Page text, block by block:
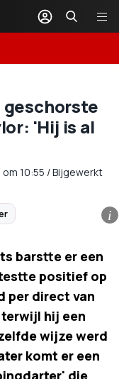
geschorste
'Hij is al
om 10:55 /Bijgewerkt
i
barstte er een
positief op
per direct van
hij een
wijze werd
komt er een
die